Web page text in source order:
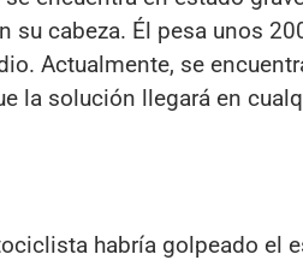
su cabeza. Él pesa unos
Actualmente, se
la solución llegará en
habría golpeado el